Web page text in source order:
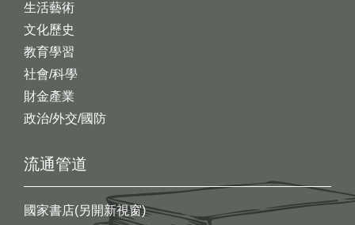
生活藝術
文化歷史
教育學習
社會/科學
財金產業
政治/外交/國防
流通管道
國家書店(另開新視窗)